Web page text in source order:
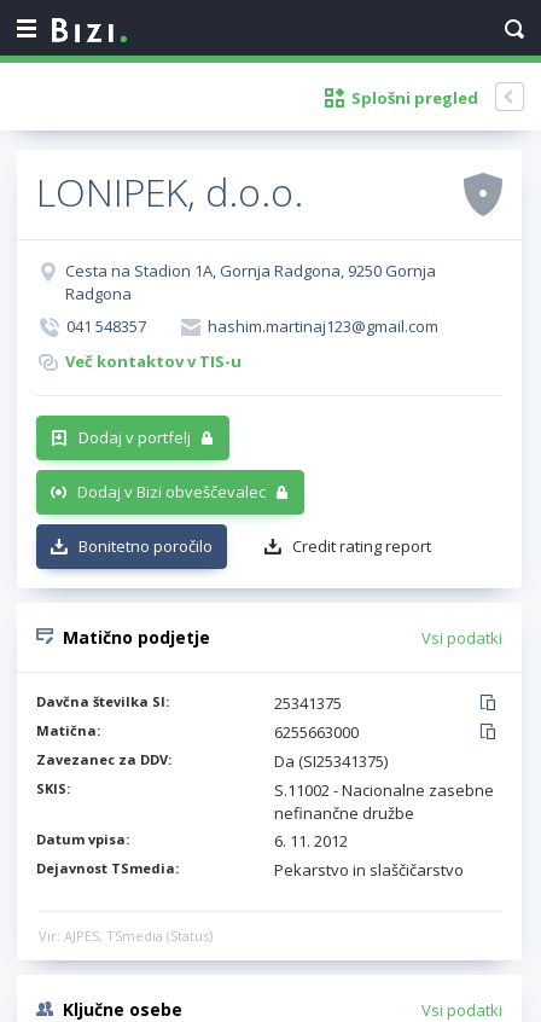
Splošni pregled
LONIPEK, d.o.o.
Cesta na Stadion 1A, Gornja Radgona, 9250 Gornja
Radgona
041 548357
hashim.martinaj123@gmail.com
Več kontaktov v TIS-u
Dodaj v portfelj
Dodaj v Bizi obveščevalec
Bonitetno poročilo Credit rating report
Matično podjetje Vsi podatki
Davčna številka SI: 25341375
Matična: 6255663000
Zavezanec za DDV: Da (SI25341375)
SKIS:
S.11002 - Nacionalne zasebne
nefinančne družbe
Datum vpisa: 6. 11. 2012
Dejavnost TSmedia: Pekarstvo in slaščičarstvo
Vir: AJPES, TSmedia (Status)
Ključne osebe Vsi podatki